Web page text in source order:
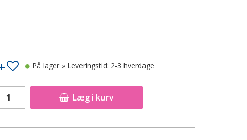
Læg i kurv
På lager » Leveringstid: 2-3 hverdage